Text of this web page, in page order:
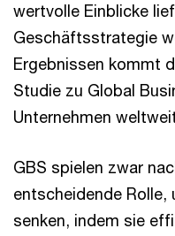
wertvolle Einblicke
Geschäftsstrategie
Ergebnissen kommt
Studie zu Global
Unternehmen
GBS spielen zwar
entscheidende
senken, indem sie